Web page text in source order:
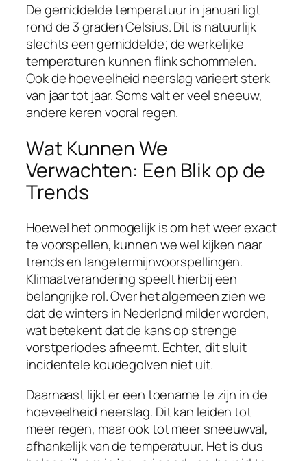
De gemiddelde temperatuur in januari ligt
rond de 3 graden Celsius. Dit is natuurlijk
slechts een gemiddelde; de werkelijke
temperaturen kunnen flink schommelen.
Ook de hoeveelheid neerslag varieert sterk
van jaar tot jaar. Soms valt er veel sneeuw,
andere keren vooral regen.
Wat Kunnen We
Verwachten: Een Blik op de
Trends
Hoewel het onmogelijk is om het weer exact
te voorspellen, kunnen we wel kijken naar
trends en langetermijnvoorspellingen.
Klimaatverandering speelt hierbij een
belangrijke rol. Over het algemeen zien we
dat de winters in Nederland milder worden,
wat betekent dat de kans op strenge
vorstperiodes afneemt. Echter, dit sluit
incidentele koudegolven niet uit.
Daarnaast lijkt er een toename te zijn in de
hoeveelheid neerslag. Dit kan leiden tot
meer regen, maar ook tot meer sneeuwval,
afhankelijk van de temperatuur. Het is dus